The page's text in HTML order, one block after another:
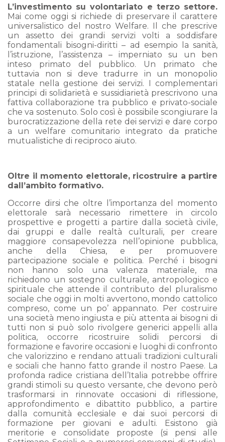
L’investimento su volontariato e terzo settore.
Mai come oggi si richiede di preservare il carattere
universalistico del nostro Welfare. Il che prescrive
un assetto dei grandi servizi volti a soddisfare
fondamentali bisogni-diritti – ad esempio la sanità,
l’istruzione, l’assistenza – imperniato su un ben
inteso primato del pubblico. Un primato che
tuttavia non si deve tradurre in un monopolio
statale nella gestione dei servizi. I complementari
principi di solidarietà e sussidiarietà prescrivono una
fattiva collaborazione tra pubblico e privato-sociale
che va sostenuto. Solo così è possibile scongiurare la
burocratizzazione della rete dei servizi e dare corpo
a un welfare comunitario integrato da pratiche
mutualistiche di reciproco aiuto.
Oltre il momento elettorale, ricostruire a partire
dall’ambito formativo.
Occorre dirsi che oltre l’importanza del momento
elettorale sarà necessario rimettere in circolo
prospettive e progetti a partire dalla società civile,
dai gruppi e dalle realtà culturali, per creare
maggiore consapevolezza nell’opinione pubblica,
anche della Chiesa, e per promuovere
partecipazione sociale e politica. Perché i bisogni
non hanno solo una valenza materiale, ma
richiedono un sostegno culturale, antropologico e
spirituale che attende il contributo del pluralismo
sociale che oggi in molti avvertono, mondo cattolico
compreso, come un po’ appannato. Per costruire
una società meno ingiusta e più attenta ai bisogni di
tutti non si può solo rivolgere generici appelli alla
politica, occorre ricostruire solidi percorsi di
formazione e favorire occasioni e luoghi di confronto
che valorizzino e rendano attuali tradizioni culturali
e sociali che hanno fatto grande il nostro Paese. La
profonda radice cristiana dell’Italia potrebbe offrire
grandi stimoli su questo versante, che devono però
trasformarsi in rinnovate occasioni di riflessione,
approfondimento e dibattito pubblico, a partire
dalla comunità ecclesiale e dai suoi percorsi di
formazione per giovani e adulti. Esistono già
meritorie e consolidate proposte (si pensi alle